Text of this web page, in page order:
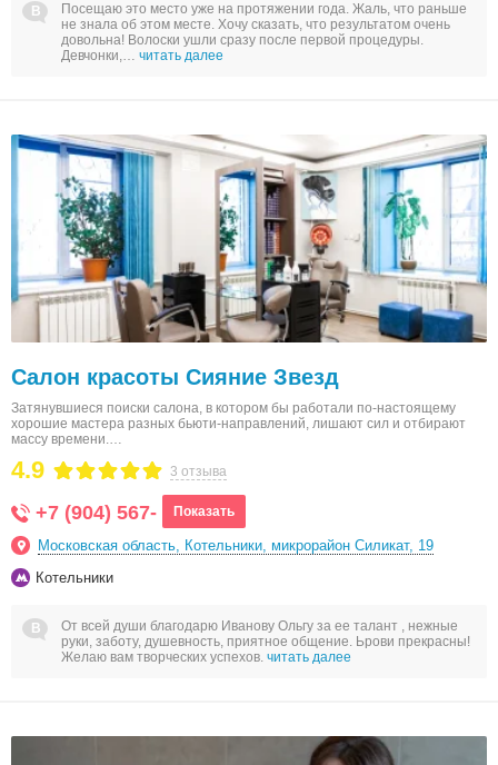
Посещаю это место уже на протяжении года. Жаль, что раньше
не знала об этом месте. Хочу сказать, что результатом очень
довольна! Волоски ушли сразу после первой процедуры.
Девчонки,… читать далее
Салон красоты Сияние Звезд
Затянувшиеся поиски салона, в котором бы работали по-настоящему
хорошие мастера разных бьюти-направлений, лишают сил и отбирают
массу времени.…
3 отзыва
4.9
+7 (904) 567- Показать
Московская область, Котельники, микрорайон Силикат, 19
Котельники
От всей души благодарю Иванову Ольгу за ее талант , нежные
руки, заботу, душевность, приятное общение. Ьрови прекрасны!
Желаю вам творческих успехов. читать далее